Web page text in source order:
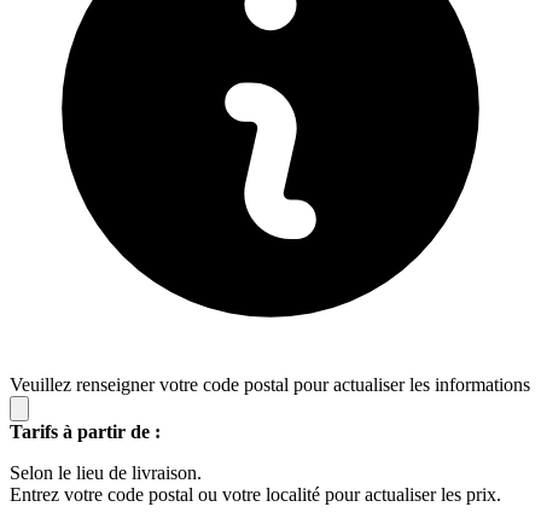
Veuillez renseigner votre code postal pour actualiser les informations
Tarifs à partir de :
Selon le lieu de livraison.
Entrez votre code postal ou votre localité pour actualiser les prix.